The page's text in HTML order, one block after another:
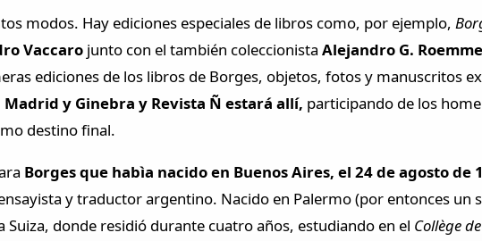
modos. Hay ediciones especiales de libros como, por ejemplo,
Vaccaro junto con el también coleccionistaAlejandro G.
ediciones de los libros de Borges, objetos, fotos y manuscritos
Madrid y Ginebra y Revista Ñ estará allí, participando de los
destino final.
Borges que habìa nacido en Buenos Aires, el 24 de agosto de
y traductor argentino. Nacido en Palermo (por entonces un
donde residió durante cuatro años, estudiando en el Collège